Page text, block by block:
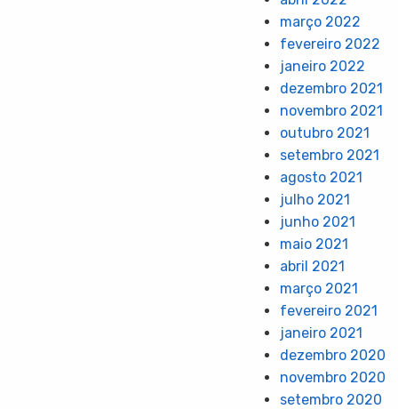
março 2022
fevereiro 2022
janeiro 2022
dezembro 2021
novembro 2021
outubro 2021
setembro 2021
agosto 2021
julho 2021
junho 2021
maio 2021
abril 2021
março 2021
fevereiro 2021
janeiro 2021
dezembro 2020
novembro 2020
setembro 2020